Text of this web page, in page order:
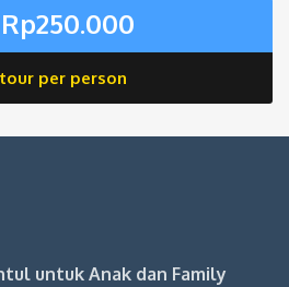
Rp250.000
per person
untuk Anak dan Family